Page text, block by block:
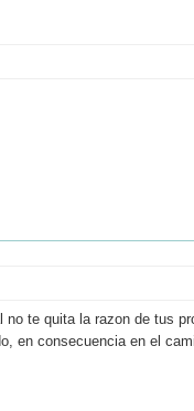
te quita la razon de tus
en consecuencia en el